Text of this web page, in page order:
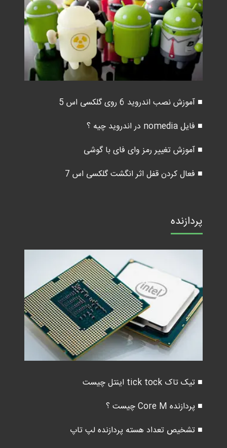
■ آموزش نصب اندروید 6 روی گلکسی اس 5
■ فایل nomedia در اندروید چیه ؟
■ آموزش تغییر رمز وای فای با گوشی
■ فعال کردن قفل اثر انگشت گلکسی اس 7
پردازنده
■ تیک تاک tick tock اینتل چیست
■ پردازنده Core M چیست ؟
■ تشخیص تعداد هسته پردازنده لپ تاپ